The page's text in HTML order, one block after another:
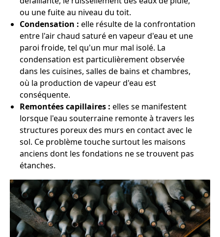
ou une fuite au niveau du toit.
Condensation : elle résulte de la confrontation
entre l'air chaud saturé en vapeur d'eau et une
paroi froide, tel qu'un mur mal isolé. La
condensation est particulièrement observée
dans les cuisines, salles de bains et chambres,
où la production de vapeur d'eau est
conséquente.
Remontées capillaires : elles se manifestent
lorsque l'eau souterraine remonte à travers les
structures poreux des murs en contact avec le
sol. Ce problème touche surtout les maisons
anciens dont les fondations ne se trouvent pas
étanches.